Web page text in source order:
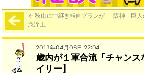
← 秋山に中継ぎ転向プランが
急浮上
阪神－巨人
2013年04月06日 22:04
歳内が１軍合流「チャン
イリー】